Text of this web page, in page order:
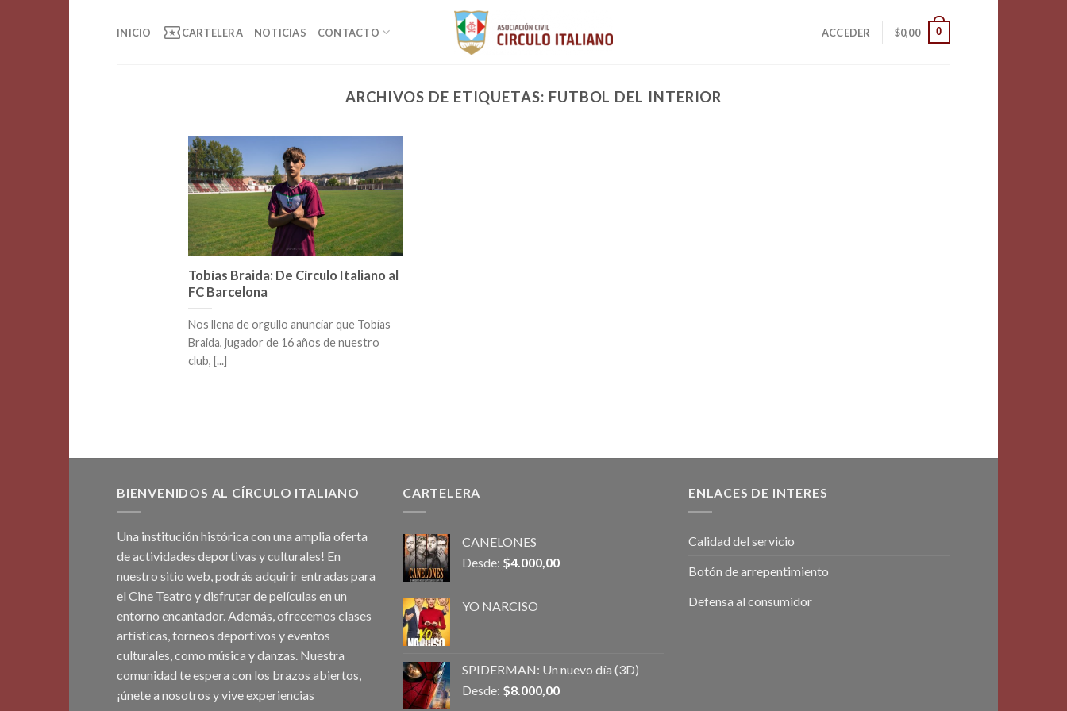
INICIO local_activityCARTELERA NOTICIAS CONTACTO ACCEDER $0,00 0
ARCHIVOS DE ETIQUETAS: FUTBOL DEL INTERIOR
Tobías Braida: De Círculo Italiano al
FC Barcelona
Nos llena de orgullo anunciar que Tobías
Braida, jugador de 16 años de nuestro
club, [...]
BIENVENIDOS AL CÍRCULO ITALIANO
Una institución histórica con una amplia oferta
de actividades deportivas y culturales! En
nuestro sitio web, podrás adquirir entradas para
el Cine Teatro y disfrutar de películas en un
entorno encantador. Además, ofrecemos clases
artísticas, torneos deportivos y eventos
culturales, como música y danzas. Nuestra
comunidad te espera con los brazos abiertos,
¡únete a nosotros y vive experiencias
CARTELERA
CANELONES
Desde: $4.000,00
YO NARCISO
SPIDERMAN: Un nuevo día (3D)
Desde: $8.000,00
ENLACES DE INTERES
Calidad del servicio
Botón de arrepentimiento
Defensa al consumidor